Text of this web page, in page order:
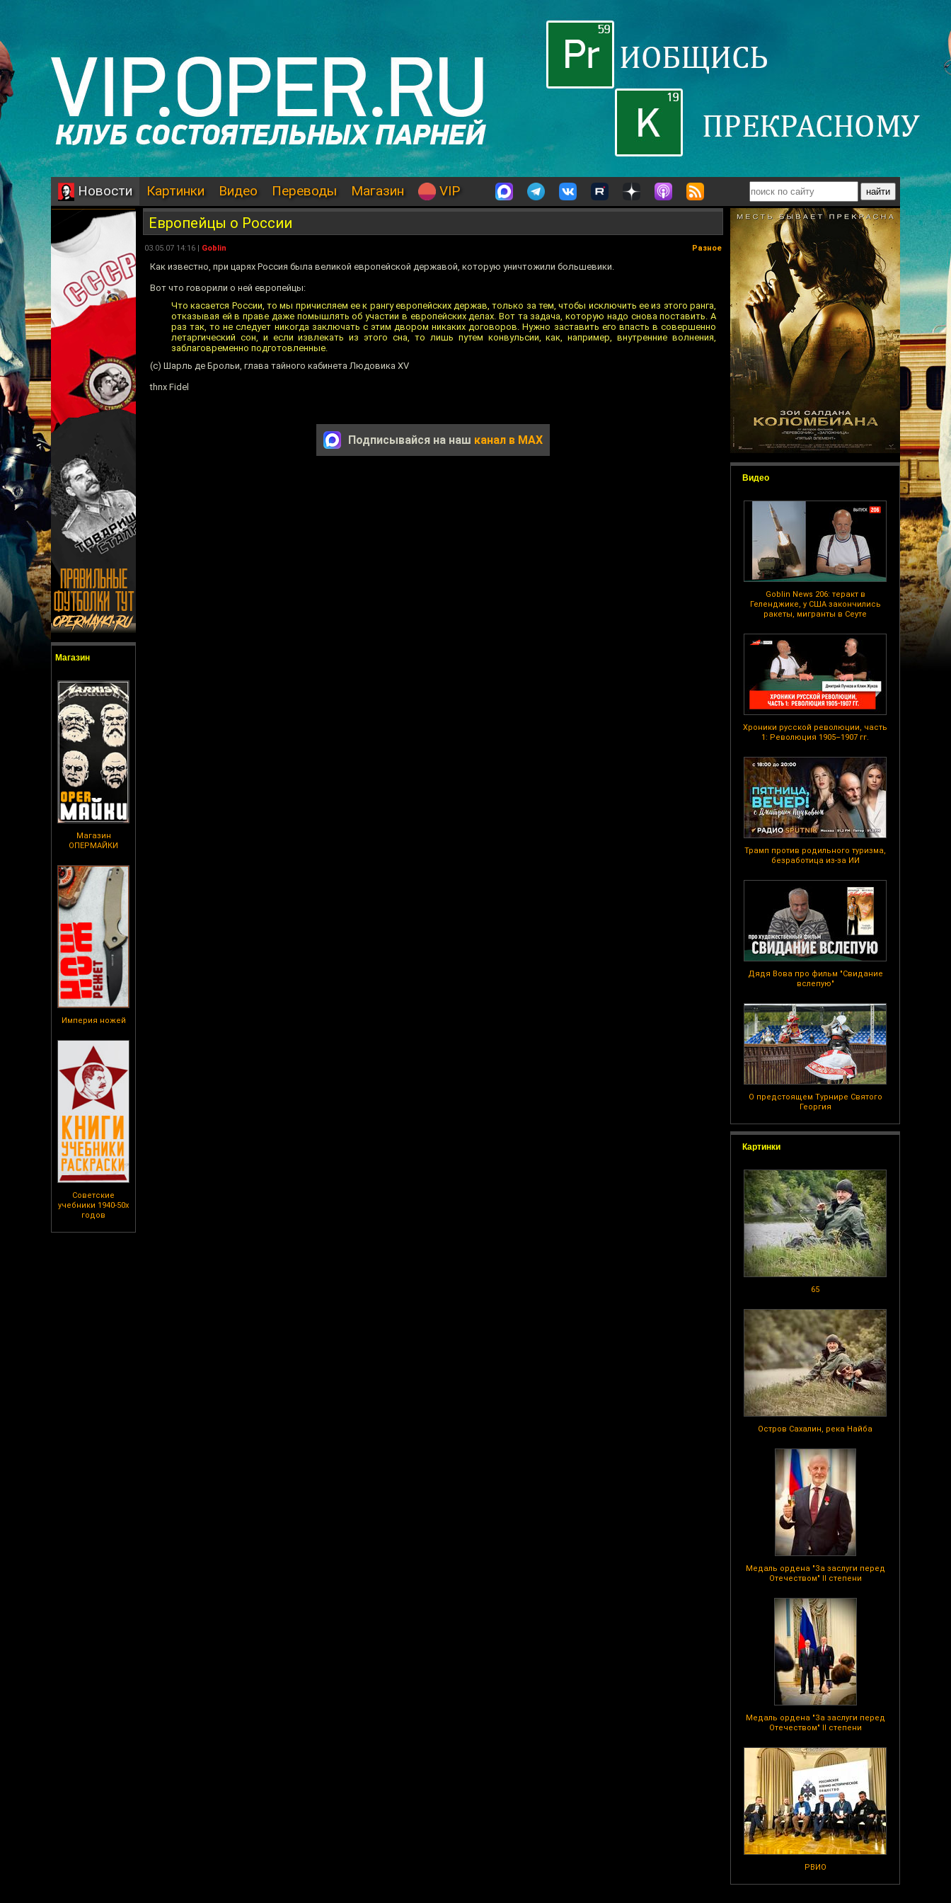
Новости Картинки Видео Переводы Магазин VIP
Магазин
Магазин
ОПЕРМАЙКИ
Империя ножей
Советские
учебники 1940-50х
годов
Видео
Goblin News 206: теракт в
Геленджике, у США закончились
ракеты, мигранты в Сеуте
Хроники русской революции, часть
1: Революция 1905–1907 гг.
Трамп против родильного туризма,
безработица из-за ИИ
Дядя Вова про фильм "Свидание
вслепую"
О предстоящем Турнире Святого
Георгия
Картинки
65
Остров Сахалин, река Найба
Медаль ордена "За заслуги перед
Отечеством" II степени
Медаль ордена "За заслуги перед
Отечеством" II степени
РВИО
Европейцы о России
03.05.07 14:16 | Goblin Разное
Как известно, при царях Россия была великой европейской державой, которую уничтожили большевики.
Вот что говорили о ней европейцы:
Что касается России, то мы причисляем ее к рангу европейских держав, только за тем, чтобы исключить ее из этого ранга,
отказывая ей в праве даже помышлять об участии в европейских делах. Вот та задача, которую надо снова поставить. А
раз так, то не следует никогда заключать с этим двором никаких договоров. Нужно заставить его впасть в совершенно
летаргический сон, и если извлекать из этого сна, то лишь путем конвульсии, как, например, внутренние волнения,
заблаговременно подготовленные.
(c) Шарль де Брольи, глава тайного кабинета Людовика XV
thnx Fidel
Подписывайся на наш канал в MAX